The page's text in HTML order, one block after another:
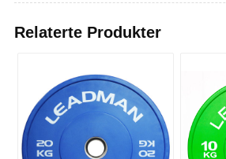
Relaterte Produkter